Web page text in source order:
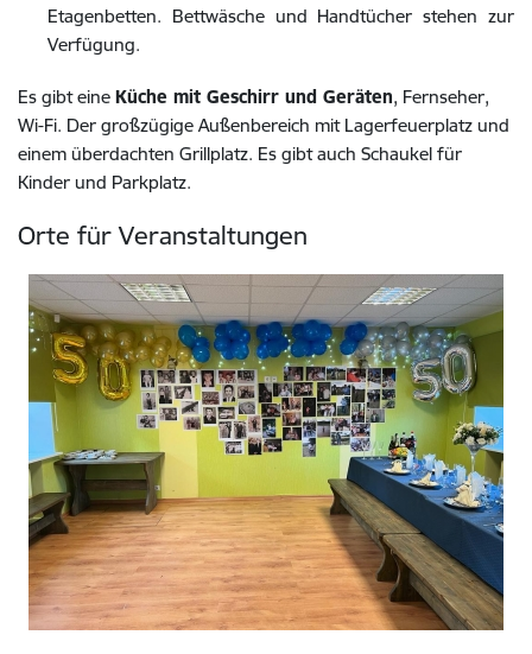
Etagenbetten. Bettwäsche und Handtücher stehen zur
Verfügung.
Es gibt eine Küche mit Geschirr und Geräten, Fernseher,
Wi-Fi. Der großzügige Außenbereich mit Lagerfeuerplatz und
einem überdachten Grillplatz. Es gibt auch Schaukel für
Kinder und Parkplatz.
Orte für Veranstaltungen